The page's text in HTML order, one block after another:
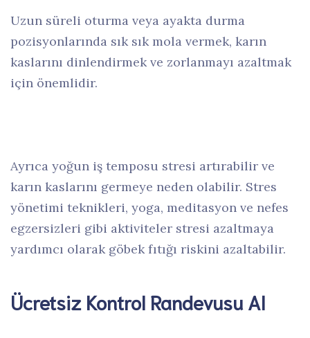
Uzun süreli oturma veya ayakta durma
pozisyonlarında sık sık mola vermek, karın
kaslarını dinlendirmek ve zorlanmayı azaltmak
için önemlidir.
Ayrıca yoğun iş temposu stresi artırabilir ve
karın kaslarını germeye neden olabilir. Stres
yönetimi teknikleri, yoga, meditasyon ve nefes
egzersizleri gibi aktiviteler stresi azaltmaya
yardımcı olarak göbek fıtığı riskini azaltabilir.
Ücretsiz Kontrol Randevusu Al